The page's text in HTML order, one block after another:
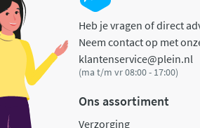
Heb je vragen of direct
Neem contact op met
klantenservice@plein.nl
(ma t/m vr 08:00 - 17:00)
Ons assortiment
Verzorging